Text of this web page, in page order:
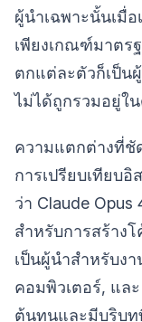
ผู้นำเฉพาะนั้นเมื่
เพียงเกณฑ์มาตร
ตกแต่ละตัวก็เป็น
ไม่ได้ถูกรวมอยู่ใ
ความแตกต่างที่ชั
การเปรียบเทียบ
ว่า Claude
สำหรับการสร้าง
เป็นผู้นำสำหรับง
คอมพิวเตอร์, แล
ต้นทุนและมีบริบท